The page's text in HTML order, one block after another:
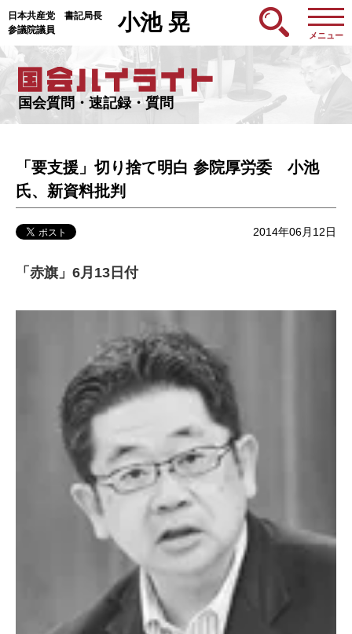
日本共産党 書記局長
参議院議員
小池 晃
メニュー
国会質問・速記録・質問
「要支援」切り捨て明白 参院厚労委 小池
氏、新資料批判
2014年06月12日
「赤旗」6月13日付